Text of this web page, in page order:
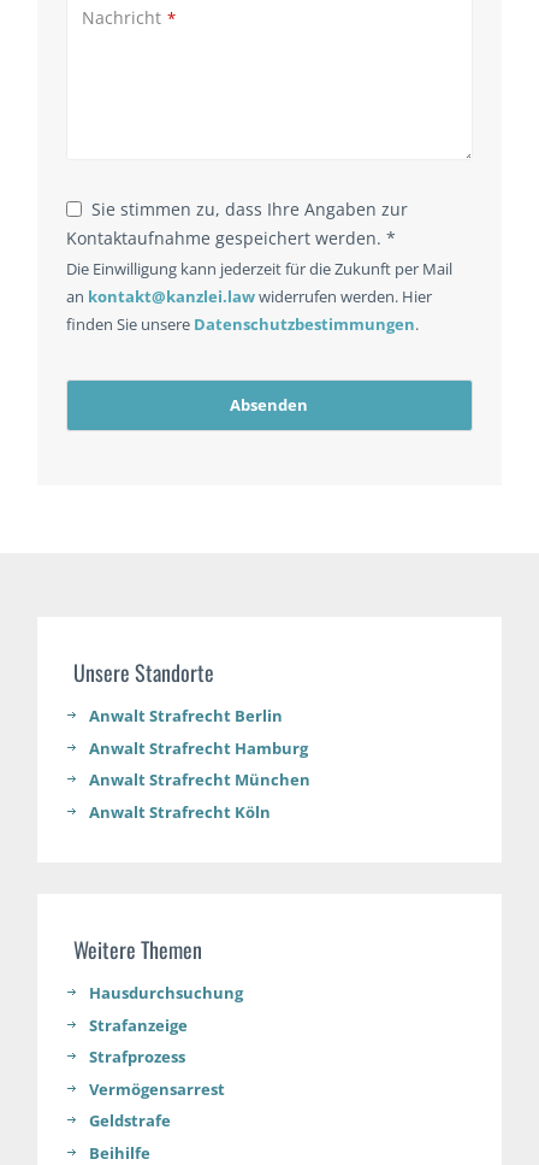
Nachricht *
Number *
Sie stimmen zu, dass Ihre Angaben zur
Kontaktaufnahme gespeichert werden. *
Die Einwilligung kann jederzeit für die Zukunft per Mail
an kontakt@kanzlei.lawwiderrufen werden. Hier
finden Sie unsere Datenschutzbestimmungen.
Absenden
Unsere Standorte
Anwalt Strafrecht Berlin
Anwalt Strafrecht Hamburg
Anwalt Strafrecht München
Anwalt Strafrecht Köln
Weitere Themen
Hausdurchsuchung
Strafanzeige
Strafprozess
Vermögensarrest
Geldstrafe
Beihilfe